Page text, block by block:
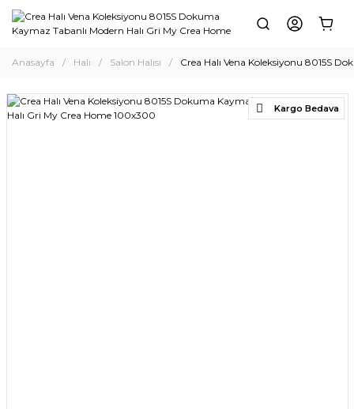
Anasayfa Halı Salon Halısı Crea Halı Vena Koleksiyonu 8015S
Kargo Bedava